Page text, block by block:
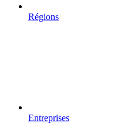
Régions
Entreprises